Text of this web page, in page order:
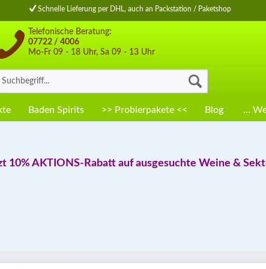
Schnelle Lieferung per DHL, auch an Packstation / Paketshop
Telefonische Beratung:
07722 / 4006
Mo-Fr 09 - 18 Uhr, Sa 09 - 13 Uhr
Baden Spirits >> Probierpakete << Blog …
10% AKTIONS-Rabatt auf ausgesuchte Weine &